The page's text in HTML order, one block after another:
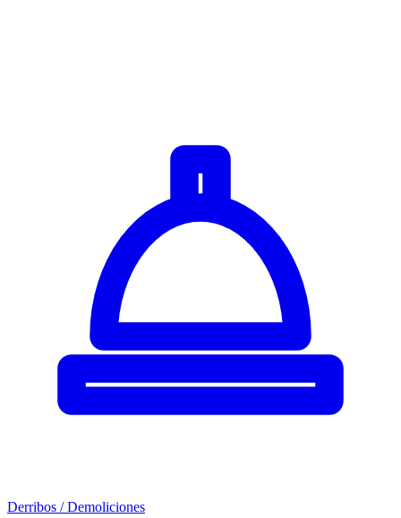
Derribos / Demoliciones